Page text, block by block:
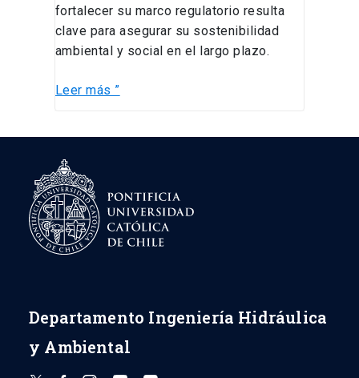
fortalecer su marco regulatorio resulta
clave para asegurar su sostenibilidad
ambiental y social en el largo plazo.
Leer más ”
Departamento Ingeniería Hidráulica
y Ambiental